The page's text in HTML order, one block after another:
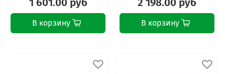
1 601.00 руб
В корзину
2 198.00 руб
В корзину